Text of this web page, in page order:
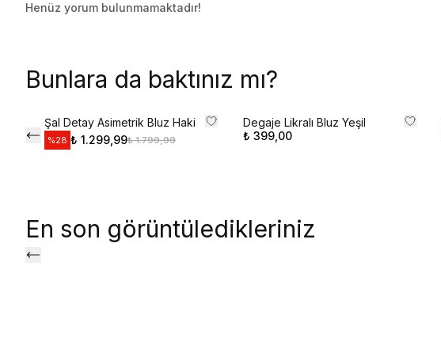
Henüz yorum bulunmamaktadır!
Bunlara da baktınız mı?
Şal Detay Asimetrik Bluz Haki
%28 ₺ 1.299,99₺ 1.799,99
Degaje Likralı Bluz Yeşil
₺ 399,00
En son görüntüledikleriniz